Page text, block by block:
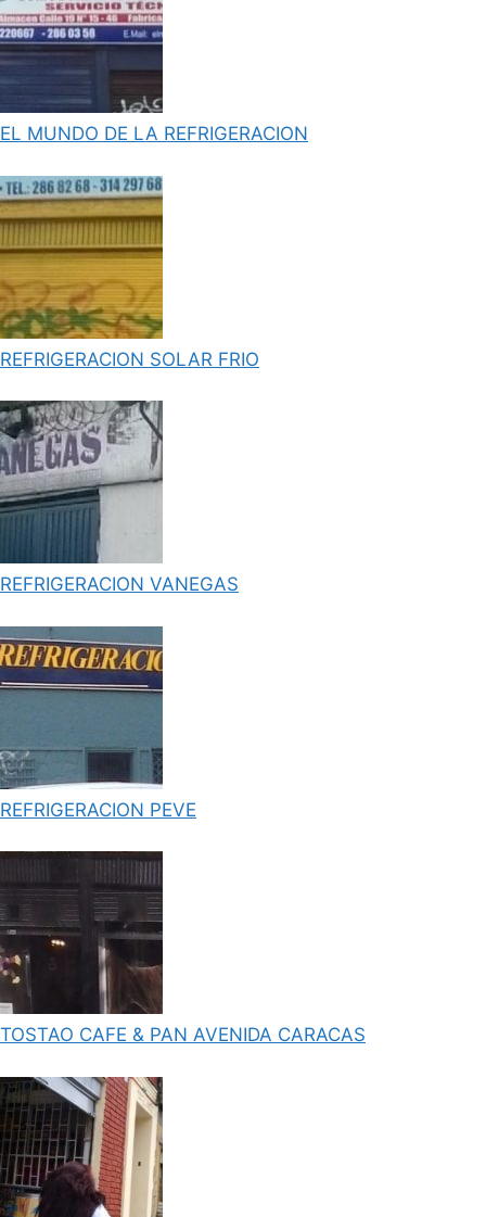
EL MUNDO DE LA REFRIGERACION
REFRIGERACION SOLAR FRIO
REFRIGERACION VANEGAS
REFRIGERACION PEVE
TOSTAO CAFE & PAN AVENIDA CARACAS